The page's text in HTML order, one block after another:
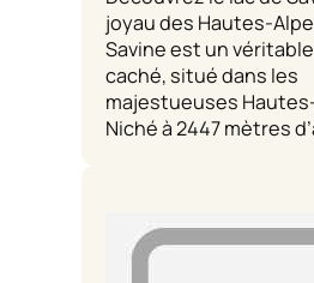
joyau des Hautes-
Savine est un
caché, situé dans les
majestueuses
Niché à 2447 mètres